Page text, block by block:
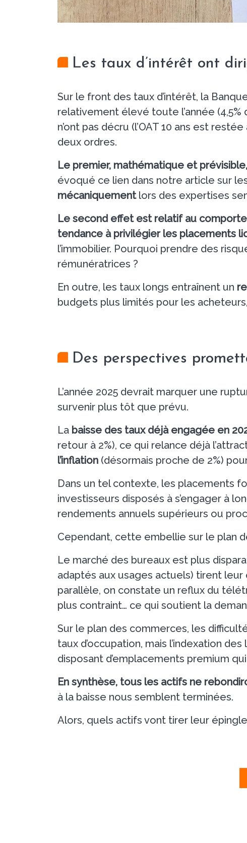
Les taux d’intérêt ont
Sur le front des taux d’intérêt, la
relativement élevé toute l’année (4,5%
n’ont pas décru (l’OAT 10 ans est
deux ordres.
Le premier, mathématique et prévisible,
évoqué ce lien dans notre article sur
mécaniquementlors des expertises
Le second effet est relatif au
tendance à privilégier les placements
l’immobilier. Pourquoi prendre des
rémunératrices ?
En outre, les taux longs entraînent un
budgets plus limités pour les
Des perspectives
L’année 2025 devrait marquer une
survenir plus tôt que prévu.
La baisse des taux déjà engagée en
retour à 2%), ce qui relance déjà
l’inflation (désormais proche de 2%)
Dans un tel contexte, les placements
investisseurs disposés à s’engager à
rendements annuels supérieurs ou
Cependant, cette embellie sur le plan
Le marché des bureaux est plus
adaptés aux usages actuels) tirent
parallèle, on constate un reflux du
plus contraint… ce qui soutient la
Sur le plan des commerces, les
taux d’occupation, mais l’indexation
disposant d’emplacements premium
En synthèse, tous les actifs ne
à la baisse nous semblent terminées.
Alors, quels actifs vont tirer leur